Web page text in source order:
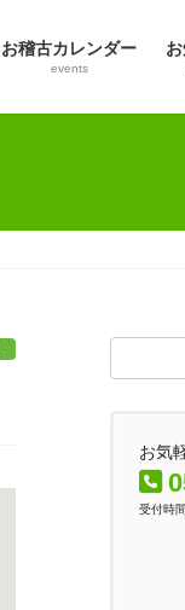
お稽古カレンダー
events
お気
受付時